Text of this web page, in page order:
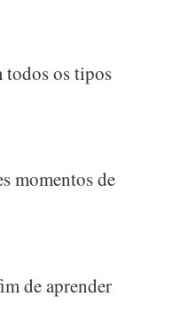
todos os tipos
momentos de
de aprender